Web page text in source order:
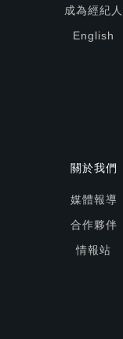
成為經紀人
English
關於我們
媒體報導
合作夥伴
情報站